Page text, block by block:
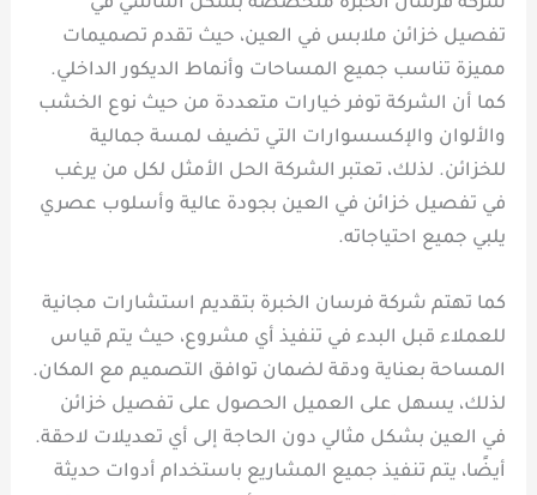
شركة فرسان الخبرة متخصصة بشكل أساسي في
تفصيل خزائن ملابس في العين، حيث تقدم تصميمات
مميزة تناسب جميع المساحات وأنماط الديكور الداخلي.
كما أن الشركة توفر خيارات متعددة من حيث نوع الخشب
والألوان والإكسسوارات التي تضيف لمسة جمالية
للخزائن. لذلك، تعتبر الشركة الحل الأمثل لكل من يرغب
في تفصيل خزائن في العين بجودة عالية وأسلوب عصري
يلبي جميع احتياجاته.
كما تهتم شركة فرسان الخبرة بتقديم استشارات مجانية
للعملاء قبل البدء في تنفيذ أي مشروع، حيث يتم قياس
المساحة بعناية ودقة لضمان توافق التصميم مع المكان.
لذلك، يسهل على العميل الحصول على تفصيل خزائن
في العين بشكل مثالي دون الحاجة إلى أي تعديلات لاحقة.
أيضًا، يتم تنفيذ جميع المشاريع باستخدام أدوات حديثة